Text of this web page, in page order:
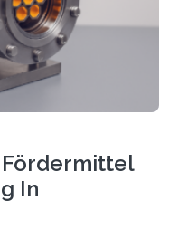
kann kein Strom
Energien-
In